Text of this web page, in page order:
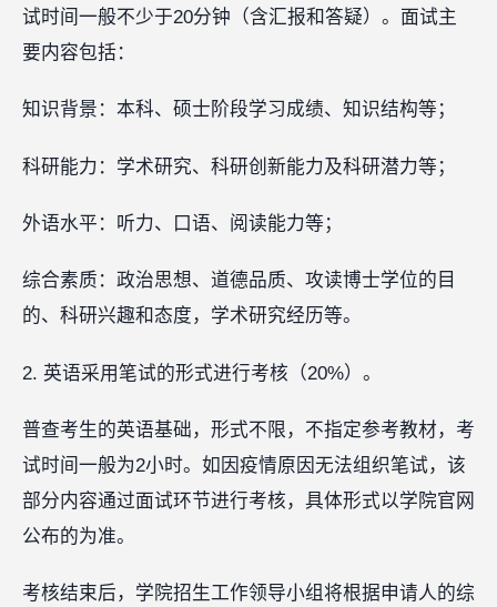
试时间一般不少于20分钟（含汇报和答疑）。面试主
要内容包括：
知识背景：本科、硕士阶段学习成绩、知识结构等；
科研能力：学术研究、科研创新能力及科研潜力等；
外语水平：听力、口语、阅读能力等；
综合素质：政治思想、道德品质、攻读博士学位的目
的、科研兴趣和态度，学术研究经历等。
2. 英语采用笔试的形式进行考核（20%）。
普查考生的英语基础，形式不限，不指定参考教材，考
试时间一般为2小时。如因疫情原因无法组织笔试，该
部分内容通过面试环节进行考核，具体形式以学院官网
公布的为准。
考核结束后，学院招生工作领导小组将根据申请人的综